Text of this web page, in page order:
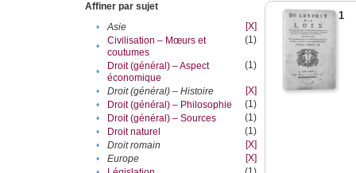
Affiner par sujet
•
Asie
[X]
•
Civilisation – Mœurs et
coutumes
(1)
•
Droit (général) – Aspect
économique
(1)
• Droit (général) – Histoire
[X]
•
Droit (général) – Philosophie
(1)
•
Droit (général) – Sources
(1)
•
Droit naturel
(1)
•
Droit romain
[X]
•
Europe
[X]
1